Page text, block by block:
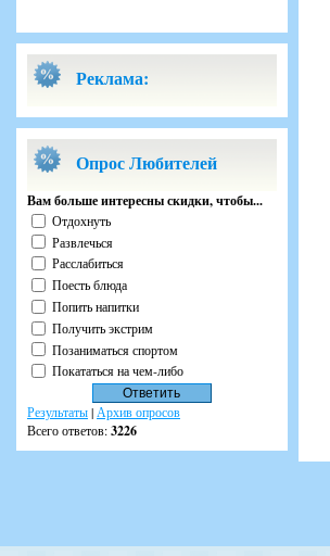
Реклама:
Опрос Любителей
Вам больше интересны скидки, чтобы...
Отдохнуть
Развлечься
Расслабиться
Поесть блюда
Попить напитки
Получить экстрим
Позаниматься спортом
Покататься на чем-либо
Результаты| Архив опросов
Всего ответов:3226